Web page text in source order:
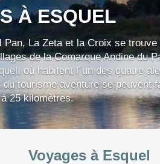
À ESQUEL
La Zeta et la Croix se
de la Comarque Andine du
où habitent l´un des quatre
tourisme aventure se peuvent
25 kilomètres.
Voyages à Esquel